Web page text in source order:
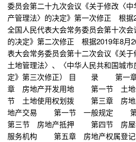
委员会第二十九次会议《关于修改〈
产管理法〉的决定》第一次修正 根据
全国人民代表大会常务委员会第十次
的决定》第二次修正 根据2019年8月
表大会常务委员会第十二次会议《关
土地管理法〉、〈中华人民共和国城
定》第三次修正） 目 录
章 房地产开发用地 第一节 土
节 土地使用权划拨 第三章 房
地产交易 第一节 一般规定
第三节 房地产抵押 第四节 房
服务机构 第五章 房地产权属